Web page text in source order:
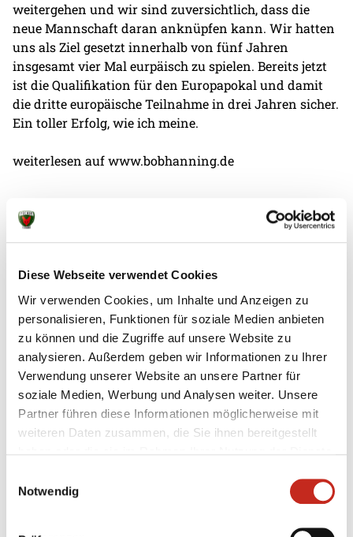
Diese Webseite verwendet Cookies
Wir verwenden Cookies, um Inhalte und Anzeigen zu
personalisieren, Funktionen für soziale Medien anbieten
zu können und die Zugriffe auf unsere Website zu
analysieren. Außerdem geben wir Informationen zu Ihrer
Verwendung unserer Website an unsere Partner für
soziale Medien, Werbung und Analysen weiter. Unsere
Partner führen diese Informationen möglicherweise mit
weiteren Daten zusammen, die Sie ihnen bereitgestellt
Notwendig
weitergehen und wir sind zuversichtlich, dass die
neue Mannschaft daran anknüpfen kann. Wir hatten
uns als Ziel gesetzt innerhalb von fünf Jahren
insgesamt vier Mal eurpäisch zu spielen. Bereits jetzt
ist die Qualifikation für den Europapokal und damit
die dritte europäische Teilnahme in drei Jahren sicher.
Ein toller Erfolg, wie ich meine.
weiterlesen aufwww.bobhanning.de
Weitere News
07.08.2026 | Information | pst
Testspiel mit Champions-League-
Feeling
Zum zweiten Mal in dieser Woche haben die Füchse
ebenfalls wieder in der Königsklasse vertreten ist.